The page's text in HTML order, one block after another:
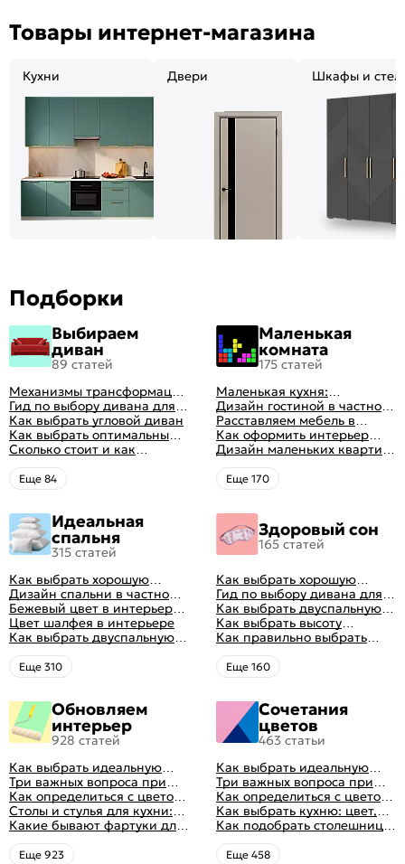
Товары интернет-магазина
Кухни Двери Шкафы и
Подборки
Выбираем
диван
89 статей
Механизмы трансформации
диванов: все виды,
особенности, плюсы и
минусы
Гид по выбору дивана для
сна
Как выбрать угловой диван
Как выбрать оптимальный
цвет стен в гостиной: 50
фото и идей оформления
Сколько стоит и как
перетянуть диван
Eще 84
Маленькая
комната
175 статей
Маленькая кухня:
планировка, стили, цвет и
рисунок, реальные фото
Дизайн гостиной в частном
доме: 50 вариантов с фото
Расставляем мебель в
гостиной: главные правила
рациональной планировки
Как оформить интерьер
однокомнатной квартиры:
47 классных идей с фото
Дизайн маленьких квартир:
10 идей для дизайна
интерьера с фото
Eще 170
Идеальная
спальня
315 статей
Как выбрать хорошую
кровать для сна
Дизайн спальни в частном
доме: множество идей
оформления идеальных
интерьеров
Бежевый цвет в интерьере
спальни 2024, 40 красивых
интерьеров с фото
Цвет шалфея в интерьере
Как выбрать двуспальную
кровать и матрас
правильно: советы и фото в
интерьере
Eще 310
Здоровый сон
165 статей
Как выбрать хорошую
кровать для сна
Гид по выбору дивана для
сна
Как выбрать двуспальную
кровать и матрас
правильно: советы и фото в
интерьере
Как выбрать высоту
матраса
Как правильно выбрать
ортопедический матрас
Eще 160
Обновляем
интерьер
928 статей
Как выбрать идеальную
планировку для кухни
Три важных вопроса при
выборе кухни: готовка,
посуда, комфорт
Как определиться с цветом
кухни: светлые, темные,
яркие
Столы и стулья для кухни:
советы по выбору
Какие бывают фартуки для
кухни: как правильно
выбрать
Eще 923
Сочетания
цветов
463 статьи
Как выбрать идеальную
планировку для кухни
Три важных вопроса при
выборе кухни: готовка,
посуда, комфорт
Как определиться с цветом
кухни: светлые, темные,
яркие
Как выбрать кухню: цвет,
планировка, аксессуары
Как подобрать столешницу
для кухни по цвету
Eще 458